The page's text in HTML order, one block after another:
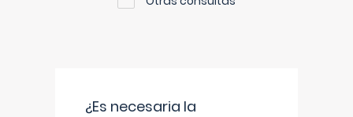
¿Es necesaria la